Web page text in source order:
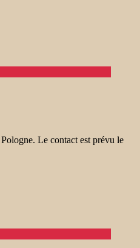
Le contact est prévu le